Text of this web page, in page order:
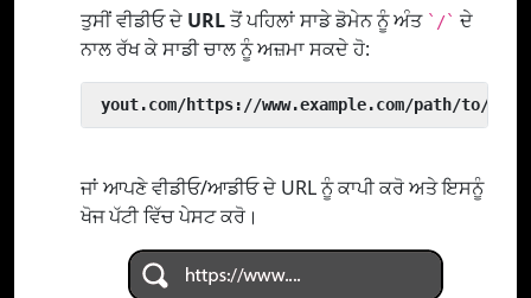
ਤੁਸੀਂ ਵੀਡੀਓ ਦੇ URLਤੋਂ ਪਹਿਲਾਂ ਸਾਡੇ ਡੋਮੇਨ ਨੂੰ ਅੰਤ `/` ਦੇ
ਨਾਲ ਰੱਖ ਕੇ ਸਾਡੀ ਚਾਲ ਨੂੰ ਅਜ਼ਮਾ ਸਕਦੇ ਹੋ:
yout.com/https://www.example.com/path/to/
ਜਾਂ ਆਪਣੇ ਵੀਡੀਓ/ਆਡੀਓ ਦੇ URL ਨੂੰ ਕਾਪੀ ਕਰੋ ਅਤੇ ਇਸਨੂੰ
ਖੋਜ ਪੱਟੀ ਵਿੱਚ ਪੇਸਟ ਕਰੋ।